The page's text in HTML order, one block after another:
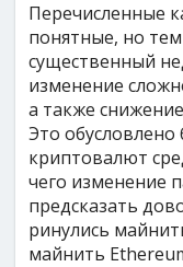
Перечисленные
понятные, но
существенный
изменение
а также
Это
криптовалют
чего изменение
предсказать
ринулись
майнить